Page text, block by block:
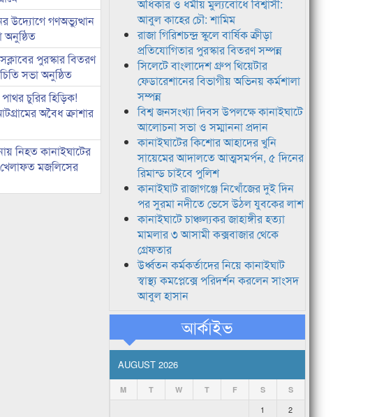
উদ্যোগে গণঅভ্যুত্থান
পুরস্কার বিতরণ
সভা অনুষ্ঠিত
চুরির হিড়িক!
অবৈধ ক্রাশার
নিহত কানাইঘাটের
খেলাফত মজলিসের
অধিকার ও ধর্মীয় মুল্যবোধে বিশ্বাসী:
আবুল কাহের চৌ: শামিম
রাজা গিরিশচন্দ্র স্কুলে বার্ষিক ক্রীড়া
প্রতিযোগিতার পুরস্কার বিতরণ সম্পন্ন
সিলেটে বাংলাদেশ গ্রুপ থিয়েটার
ফেডারেশানের বিভাগীয় অভিনয় কর্মশালা
সম্পন্ন
বিশ্ব জনসংখ্যা দিবস উপলক্ষে কানাইঘাটে
আলোচনা সভা ও সম্মাননা প্রদান
কানাইঘাটের কিশোর আহাদের খুনি
সায়েমের আদালতে আত্মসমর্পন, ৫ দিনের
রিমান্ড চাইবে পুলিশ
কানাইঘাট রাজাগঞ্জে নিখোঁজের দুই দিন
পর সুরমা নদীতে ভেসে উঠল যুবকের লাশ
কানাইঘাটে চাঞ্চল্যকর জাহাঙ্গীর হত্যা
মামলার ৩ আসামী কক্সবাজার থেকে
গ্রেফতার
উর্ধ্বতন কর্মকর্তাদের নিয়ে কানাইঘাট
স্বাস্থ্য কমপ্লেক্সে পরিদর্শন করলেন সাংসদ
আবুল হাসান
আর্কাইভ
AUGUST 2026
M T W T F S S
1
2